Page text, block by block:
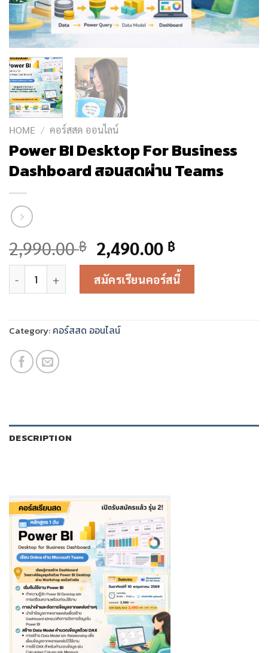
HOME / คอร์สสด ออนไลน์
Power BI Desktop For Business
Dashboard สอนสดผ่าน Teams
2,990.00฿ Original
price
was:
2,990.00 ฿.
2,490.00 ฿Current
price
is:
2,490.00 ฿.
Power BI Desktop For Business Dashboard สอนสดผ่าน
สมัครเรียนคอร์สนี้
Category: คอร์สสด ออนไลน์
DESCRIPTION